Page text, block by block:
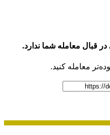
قبال معامله شما ندارد.
معامله کنید.